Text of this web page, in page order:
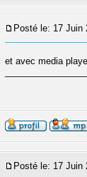
Posté le: 17 Juin
et avec media
Posté le: 17 Juin